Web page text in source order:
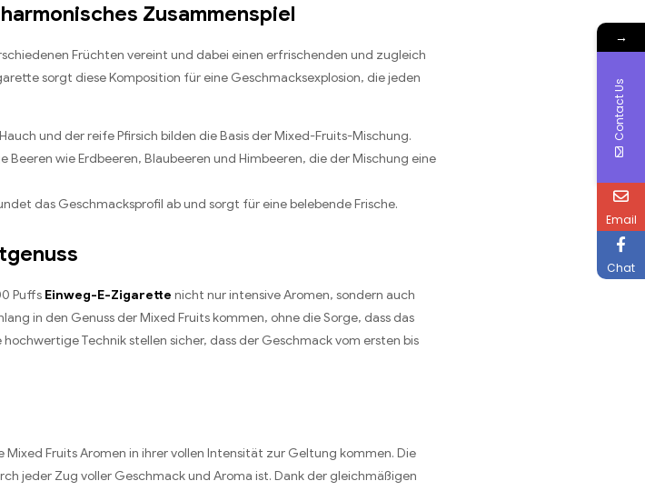
Zusammenspiel
Früchten vereint und dabei einen erfrischenden und zugleich
sorgt diese Komposition für eine Geschmacksexplosion, die jeden
und der reife Pfirsich bilden die Basis der Mixed-Fruits-Mischung.
wie Erdbeeren, Blaubeeren und Himbeeren, die der Mischung eine
das Geschmacksprofil ab und sorgt für eine belebende Frische.
Puffs Einweg-E-Zigarette nicht nur intensive Aromen, sondern auch
in den Genuss der Mixed Fruits kommen, ohne die Sorge, dass das
Technik stellen sicher, dass der Geschmack vom ersten bis
Fruits Aromen in ihrer vollen Intensität zur Geltung kommen. Die
jeder Zug voller Geschmack und Aroma ist. Dank der gleichmäßigen
→
Contact Us
Email
Chat